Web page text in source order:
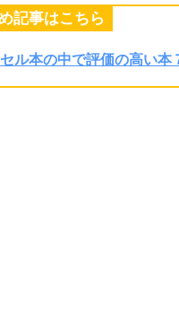
記事はこちら
ル本の中で評価の高い本